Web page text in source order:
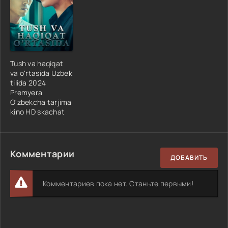
Tush va haqiqat
va o'rtasida Uzbek
tilida 2024
Premyera
O'zbekcha tarjima
kino HD skachat
Комментарии ДОБАВИТЬ
Комментариев пока нет. Станьте первыми!